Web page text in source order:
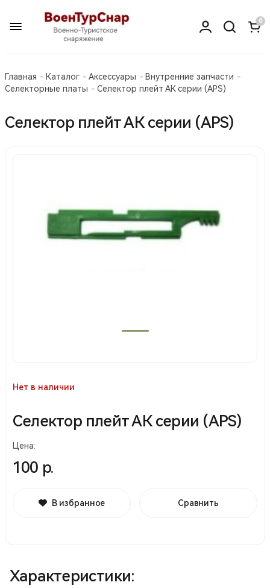
0
Главная Каталог Аксессуары
Внутренние запчасти
Селекторные платы
Селектор плейт АК серии (APS)
Селектор плейт АК серии (APS)
Нет в наличии
Селектор плейт АК серии (APS)
Цена:
100 р.
В избранное Сравнить
Характеристики: